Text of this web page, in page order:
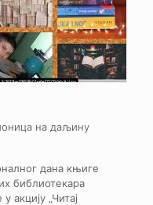
на даљину
дана књиге
библиотекара
акцију „Читај